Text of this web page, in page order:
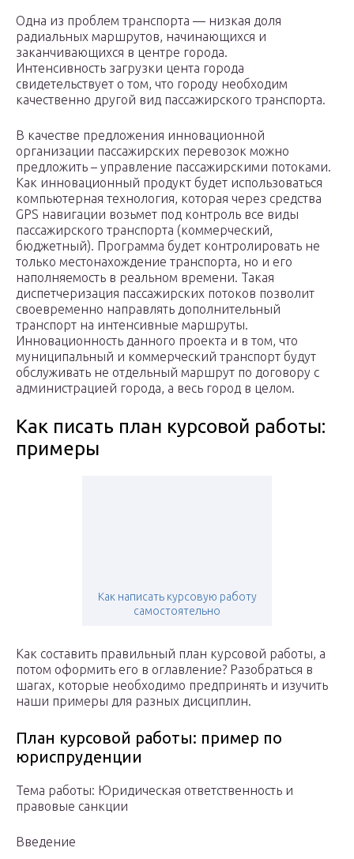
Одна из проблем транспорта — низкая доля
радиальных маршрутов, начинающихся и
заканчивающихся в центре города.
Интенсивность загрузки цента города
свидетельствует о том, что городу необходим
качественно другой вид пассажирского транспорта.
В качестве предложения инновационной
организации пассажирских перевозок можно
предложить – управление пассажирскими потоками.
Как инновационный продукт будет использоваться
компьютерная технология, которая через средства
GPS навигации возьмет под контроль все виды
пассажирского транспорта (коммерческий,
бюджетный). Программа будет контролировать не
только местонахождение транспорта, но и его
наполняемость в реальном времени. Такая
диспетчеризация пассажирских потоков позволит
своевременно направлять дополнительный
транспорт на интенсивные маршруты.
Инновационность данного проекта и в том, что
муниципальный и коммерческий транспорт будут
обслуживать не отдельный маршрут по договору с
администрацией города, а весь город в целом.
Как писать план курсовой работы:
примеры
Как написать курсовую работу
самостоятельно
Как составить правильный план курсовой работы, а
потом оформить его в оглавление? Разобраться в
шагах, которые необходимо предпринять и изучить
наши примеры для разных дисциплин.
План курсовой работы: пример по
юриспруденции
Тема работы: Юридическая ответственность и
правовые санкции
Введение